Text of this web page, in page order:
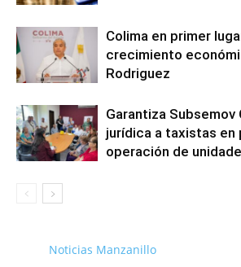
Colima en primer
crecimiento
Rodriguez
Garantiza
jurídica a taxistas en
operación de
Noticias Manzanillo